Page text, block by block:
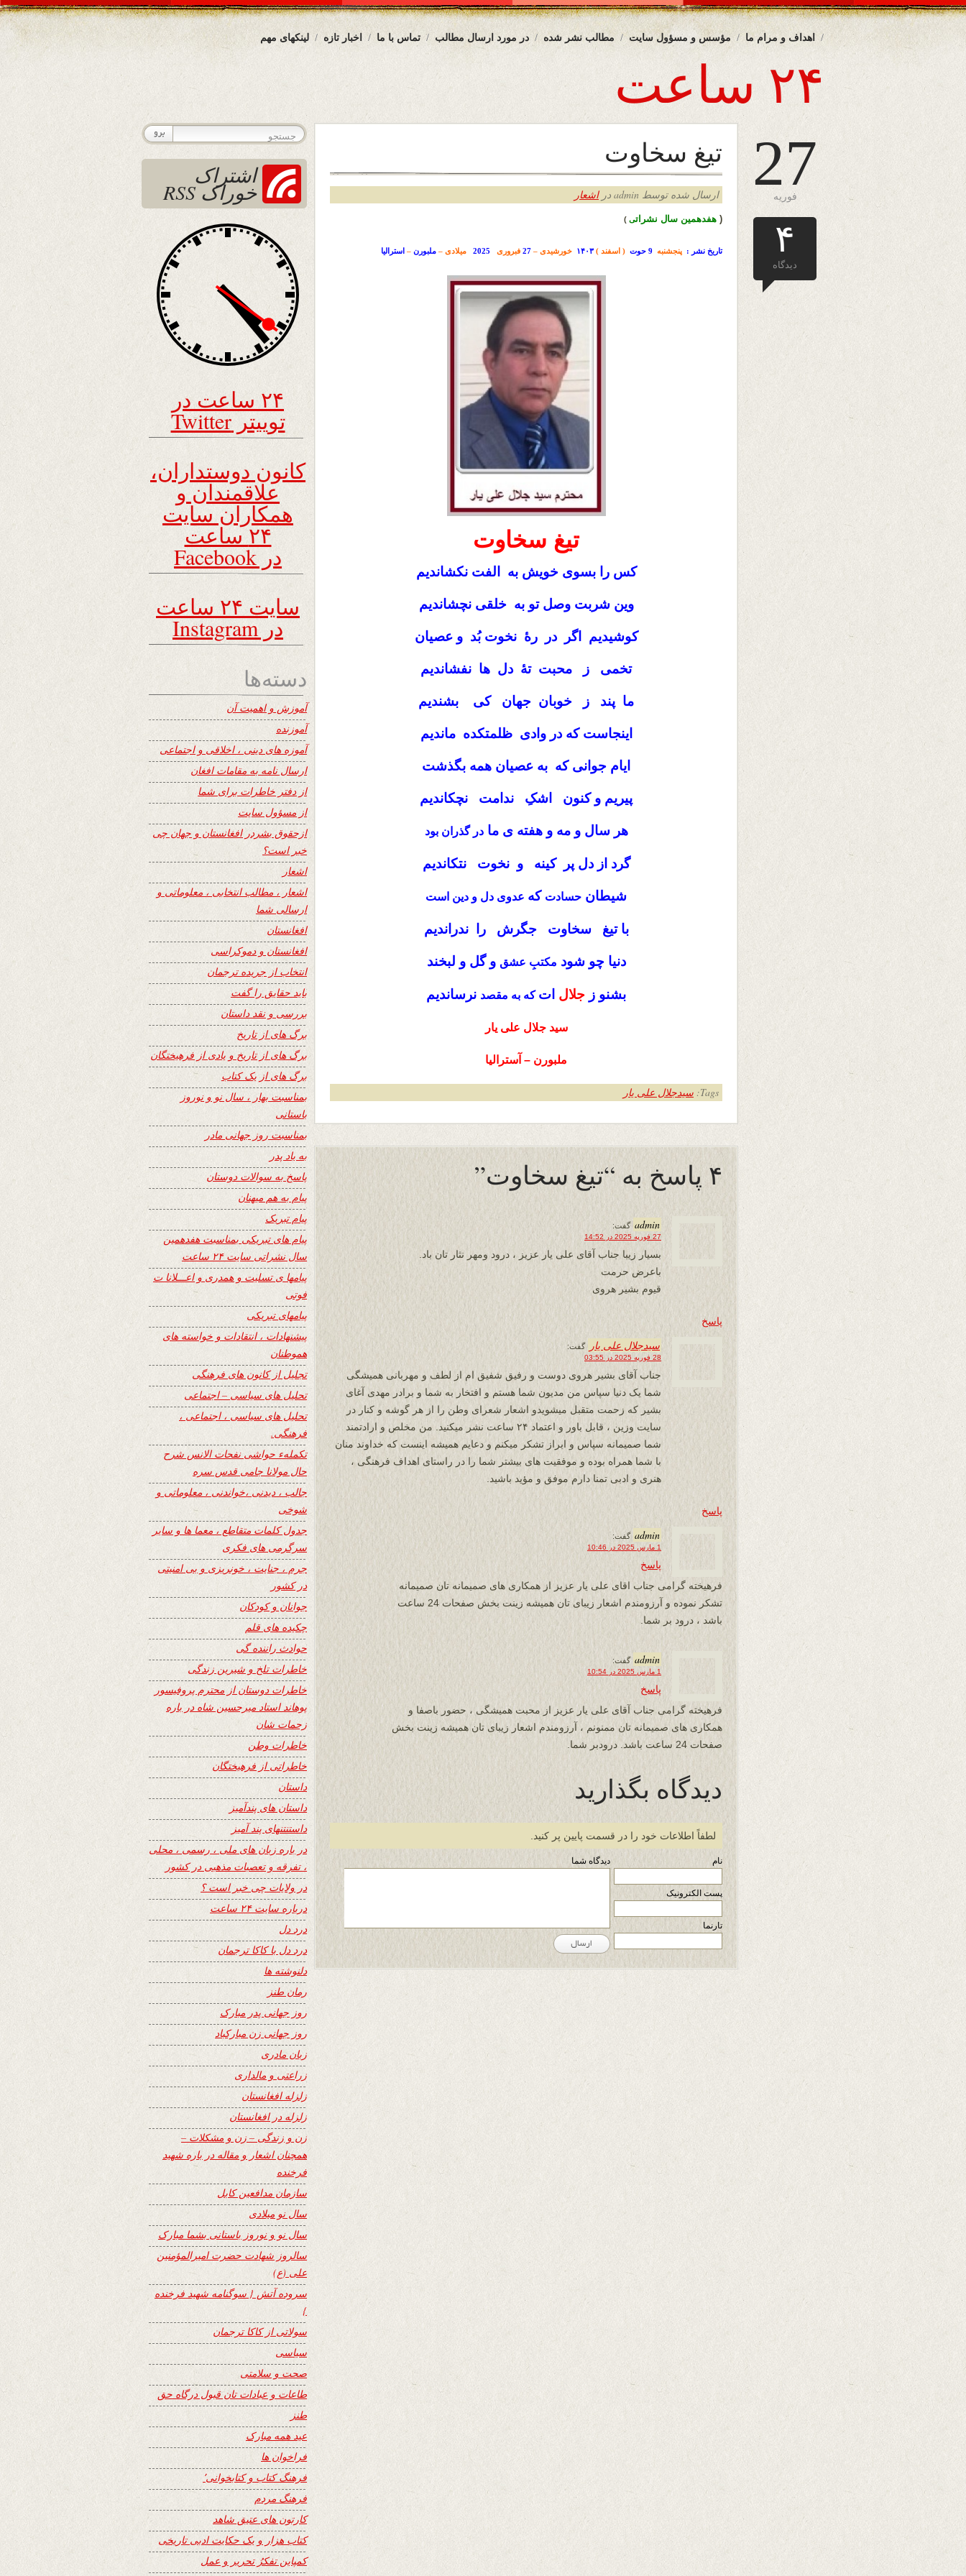
لینکهای مهم اخبار تازه تماس با ما در مورد ارسال مطالب مطالب نشر شده مؤسس و مسؤول سایت اهداف و مرام ما
۲۴ ساعت
27
فوریه
۴
دیدگاه
تیغ سخاوت
ارسال شده توسط admin در اشعار
( هفدهمین سال نشراتی )
تاریخ نشر : پنجشنبه ( اسفند ) ۱۴۰۳ خورشیدی – 27 فبروری 2025 میلادی – ملبورن – استرالیا
تیغ سخاوت
کس را بسوی خویش به الفت نکشاندیم
وین شربت وصل تو به خلقی نچشاندیم
کوشیدیم اگر در رۀ نخوت بُد و عصیان
تخمی ز محبت تۀ دل ها نفشاندیم
ما پند ز خوبان جهان کی بشندیم
اینجاست که در وادی ظلمتکده ماندیم
ایام جوانی که به عصیان همه بگذشت
پیریم و کنون اشکِ ندامت نچکاندیم
هر سال و مه و هفته ی مادر گذران بود
گرد از دل پر کینه و نخوت نتکاندیم
شیطان حسادت که عدوی دل و دین است
با تیغ سخاوت جگرش را ندراندیم
دنیا چو شود مکتبِ عشق و گل و لبخند
بشنو ز جلال ات که به مقصد نرساندیم
سید جلال علی یار
ملبورن – آسترالیا
Tags: سیدجلال علی یار
۴ پاسخ به “تیغ سخاوت”
admin گفت:
27 فوریه 2025 در 14:52
بسیار زیبا جناب آقای علی یار عزیز ، درود ومهر نثار تان باد.
باعرض حرمت
قیوم بشیر هروی
پاسخ
سیدجلال علی یار گفت:
28 فوریه 2025 در 03:55
جناب آقای بشیر هروی دوست و رفیق شفیق ام از لطف و مهربانی همیشگی
شما یک دنیا سپاس من مدیون شما هستم و افتخار به شما و برادر مهدی آغای
بشیر که زحمت متقبل میشویدو اشعار شعرای وطن را از هر گوشه و کنار در
سایت وزین ، قابل باور و اعتماد ۲۴ ساعت نشر میکنید. من مخلص و ارادتمند
شما صمیمانه سپاس و ابراز تشکر میکنم و دعایم همیشه اینست که خداوند منان
با شما همراه بوده و موفقیت های بیشتر شما را در راستای اهداف فرهنگی ،
هنری و ادبی تمنا دارم موفق و مؤید باشید.
پاسخ
admin گفت:
1 مارس 2025 در 10:46
فرهیخته گرامی جناب اقای علی یار عزیز از همکاری های صمیمانه تان صمیمانه
تشکر نموده و آرزومندم اشعار زیبای تان همیشه زینت بخش صفحات 24 ساعت
باشد ، درود بر شما.
پاسخ
admin گفت:
1 مارس 2025 در 10:54
فرهیخته گرامی جناب آقای علی یار عزیز از محبت همیشگی ، حضور باصفا و
همکاری های صمیمانه تان ممنونم ، آرزومندم اشعار زیبای تان همیشه زینت بخش
صفحات 24 ساعت باشد. درودبر شما.
پاسخ
دیدگاه بگذارید
لطفاً اطلاعات خود را در قسمت پایین پر کنید.
نام
پست الکترونیک
تارنما
دیدگاه شما
اشتراک
خوراک RSS
۲۴ ساعت در
توییتر Twitter
کانون دوستداران،
علاقمندان و
همکاران سایت
۲۴ ساعت
در Facebook
سایت ۲۴ ساعت
در Instagram
دسته‌ها
آموزش و اهمیت آن
آموزنده
آموزه های دینی ، اخلاقی و اجتماعی
ارسال نامه به مقامات افغان
از دفتر خاطرات برای شما
از مسؤول سایت
ازحقوق بشردر افغانستان و جهان چی
خبر است؟
اشعار
اشعار ، مطالب انتخابی ، معلوماتی و
ارسالی شما
افغانستان
افغانستان و دموکراسی
انتخاب از جریده ترجمان
باید حقایق را گفت
بررسی و نقد داستان
برگ های از تاریخ
برگ های از تاریخ و یادی از فرهیختگان
برگ های از یک کتاب
بمناسبت بهار ، سال نو و نوروز
باستانی
بمناسبت روز جهانی مادر
به یاد پدر
پاسخ به سوالات دوستان
پیام به هم میهنان
پیام تبریک
پیام های تبریکی بمناسبت هفدهمین
سال نشراتی سایت ۲۴ ساعت
پیامها ی تسلیت و همدری و اعـــلانا ت
فوتی
پیامهای تبریکی
پیشنهادات ، انتقادات و خواسته های
هموطنان
تجلیل از کانون های فرهنگی
تحلیل های سیاسی – اجتماعی
تحلیل های سیاسی ، اجتماعی ،
فرهنگی.
تکملهء حواشی نفحات الانس شرح
حال مولانا جامی قدس سره
جالب ، دیدنی ،خواندنی ، معلوماتی و
شوخی
جدول کلمات متقاطع ، معما ها و سایر
سرگرمی های فکری
جرم ، جنایت ، خونریزی و بی امنیتی
در کشور
جوانان و کودکان
چکیده های قلم
حوادث راننده گی
خاطرات تلخ و شیرین زندگی
خاطرات دوستان از محترم پروفیسور
پوهاند استاد میرحسین شاه در باره
زحمات شان
خاطرات وطن
خاطراتی از فرهیختگان
داستان
داستان های پندآمیز
داستنتنهای پند آمیز
در باره زبان های ملی ، رسمی ، محلی
، تفرقه و تعصبات مذهبی در کشور
در ولایات چی خبر است ؟
درباره سایت ۲۴ ساعت
درد دل
درد دل با کاکا ترجمان
دلنوشته ها
رمان طنز
روز جهانی پدر مبارک
روز جهانی زن مبارکباد
زبان مادری
زراعتی و مالداری
زلزله افغانستان
زلزله در افغانستان
زن و زندگی – زن و مشکلات –
همچنان اشعار و مقاله در باره شهید
فرخنده
سازمان مدافعین کابل
سال نو میلادی
سال نو و نوروز باستانی بشما مبارک
سالروز شهادت حضرت امیرالمؤمنین
علی (ع)
سروده آتش { سوگنامه شهید فرخنده
}
سولاتی از کاکا ترجمان
سیاسی
صحت و سلامتی
طاعات و عبادات تان قبول درگاه حق
طنز
عید همه مبارک
فراخوان ها
فرهنگ کتاب و کتابخوانی٬
فرهنگ مردم
کارتون های عتیق شاهد
کتاب هزار و یک حکایت ادبی تاریخی
کمپاین تفکرُ تحریر و عمل